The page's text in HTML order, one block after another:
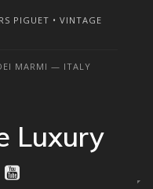
PIGUET • VINTAGE
MARMI — ITALY
Luxury